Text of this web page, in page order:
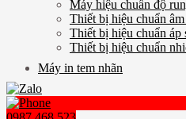
Máy hiệu chuẩn độ
Thiết bị hiệu chuẩn âm
Thiết bị hiệu chuẩn áp
Thiết bị hiệu chuẩn
Máy in tem nhãn